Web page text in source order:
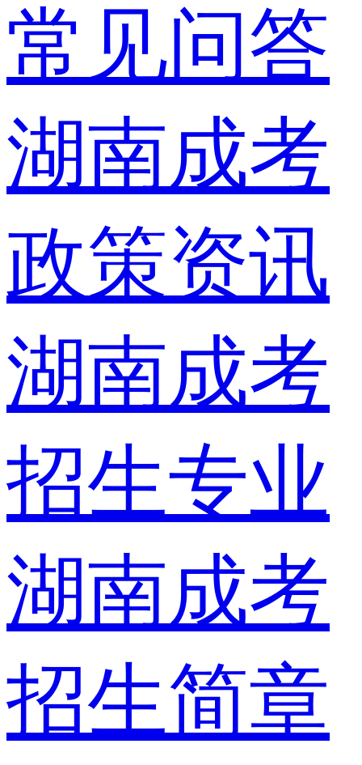
常见问答
湖南成考
政策资讯
湖南成考
招生专业
湖南成考
招生简章